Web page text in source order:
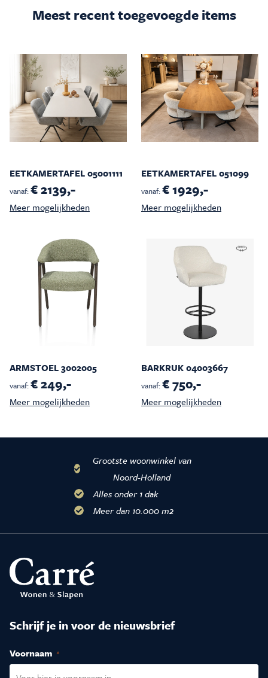
Meest recent toegevoegde items
EETKAMERTAFEL 05001111
vanaf:€ 2139,-
Meer mogelijkheden
EETKAMERTAFEL 051099
vanaf:€ 1929,-
Meer mogelijkheden
ARMSTOEL 3002005
vanaf:€ 249,-
Meer mogelijkheden
BARKRUK 04003667
vanaf:€ 750,-
Meer mogelijkheden
Grootste woonwinkel van
Noord-Holland
Alles onder 1 dak
Meer dan 10.000 m2
Schrijf je in voor de nieuwsbrief
Voornaam (Vereist)